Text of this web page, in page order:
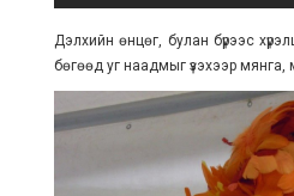
Дэлхийн өнцөг, булан бүрээс
бөгөөд уг наадмыг үзэхээр